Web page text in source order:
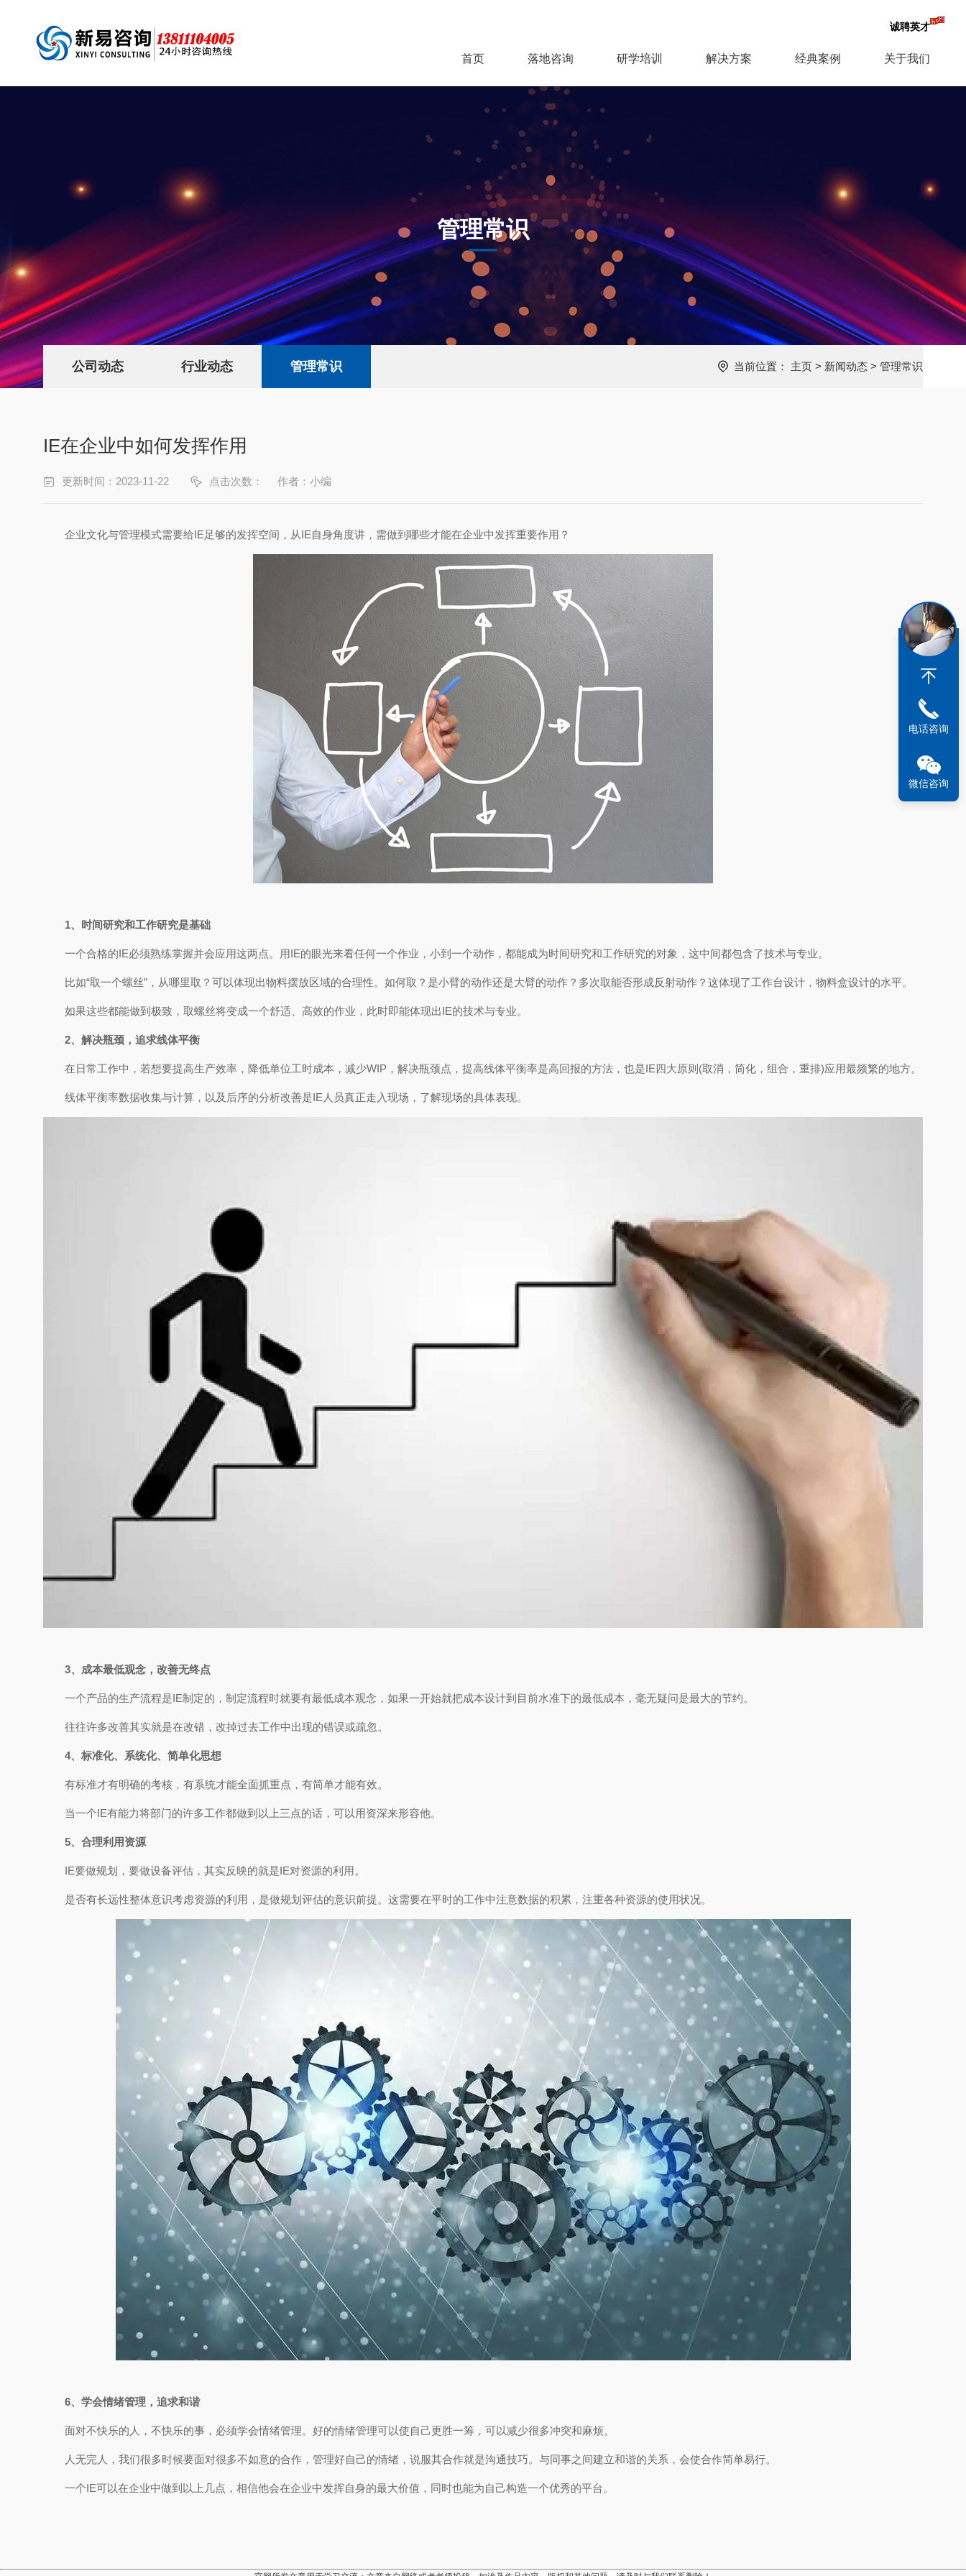
诚聘英才
首页 落地咨询 研学培训 解决方案 经典案例 关于我们
管理常识
公司动态 行业动态 管理常识 当前位置： 主页 > 新闻动态 > 管理常识
IE在企业中如何发挥作用
更新时间：2023-11-22 点击次数： 作者：小编
企业文化与管理模式需要给IE足够的发挥空间，从IE自身角度讲，需做到哪些才能在企业中发挥重要作用？
1、时间研究和工作研究是基础
一个合格的IE必须熟练掌握并会应用这两点。用IE的眼光来看任何一个作业，小到一个动作，都能成为时间研究和工作研究的对象，这中间都包含了技术与专业。
比如“取一个螺丝”，从哪里取？可以体现出物料摆放区域的合理性。如何取？是小臂的动作还是大臂的动作？多次取能否形成反射动作？这体现了工作台设计，物料盒设计的水平。
如果这些都能做到极致，取螺丝将变成一个舒适、高效的作业，此时即能体现出IE的技术与专业。
2、解决瓶颈，追求线体平衡
在日常工作中，若想要提高生产效率，降低单位工时成本，减少WIP，解决瓶颈点，提高线体平衡率是高回报的方法，也是IE四大原则(取消 ，简化，组合，重排)应用最频繁的地方。
线体平衡率数据收集与计算，以及后序的分析改善是IE人员真正走入现场，了解现场的具体表现。
3、成本最低观念，改善无终点
一个产品的生产流程是IE制定的，制定流程时就要有最低成本观念，如果一开始就把成本设计到目前水准下的最低成本，毫无疑问是最大的节约。
往往许多改善其实就是在改错，改掉过去工作中出现的错误或疏忽。
4、标准化、系统化、简单化思想
有标准才有明确的考核，有系统才能全面抓重点，有简单才能有效。
当一个IE有能力将部门的许多工作都做到以上三点的话，可以用资深来形容他。
5、合理利用资源
IE要做规划，要做设备评估，其实反映的就是IE对资源的利用。
是否有长远性整体意识考虑资源的利用，是做规划评估的意识前提。这需要在平时的工作中注意数据的积累，注重各种资源的使用状况。
6、学会情绪管理，追求和谐
面对不快乐的人，不快乐的事，必须学会情绪管理。好的情绪管理可以使自己更胜一筹，可以减少很多冲突和麻烦。
人无完人，我们很多时候要面对很多不如意的合作，管理好自己的情绪，说服其合作就是沟通技巧。与同事之间建立和谐的关系，会使合作简单易行。
一个IE可以在企业中做到以上几点，相信他会在企业中发挥自身的最大价值，同时也能为自己构造一个优秀的平台。
电话咨询
微信咨询